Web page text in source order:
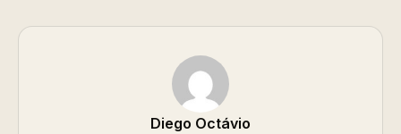
Diego Octávio